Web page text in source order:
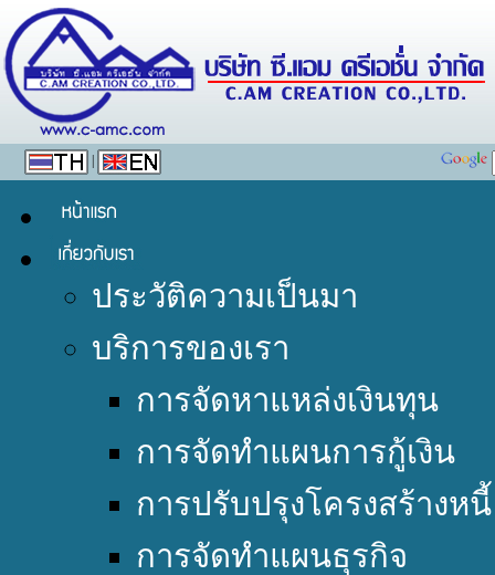
ประวัติความเป็นมา
บริการของเรา
การจัดหาแหล่งเงินทุน
การจัดทำแผนการกู้เงิน
การปรับปรุงโครงสร้างหนี้
การจัดทำแผนธุรกิจ